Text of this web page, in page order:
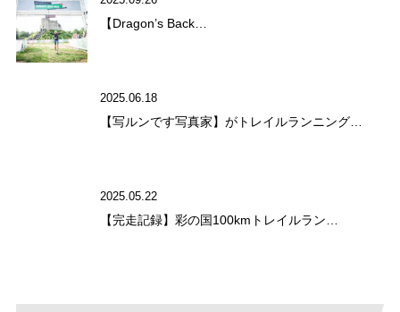
【Dragon’s Back…
2025.06.18
【写ルンです写真家】がトレイルランニング…
2025.05.22
【完走記録】彩の国100kmトレイルラン…